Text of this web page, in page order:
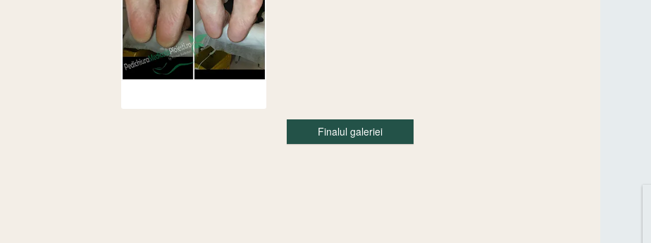
Finalul galeriei